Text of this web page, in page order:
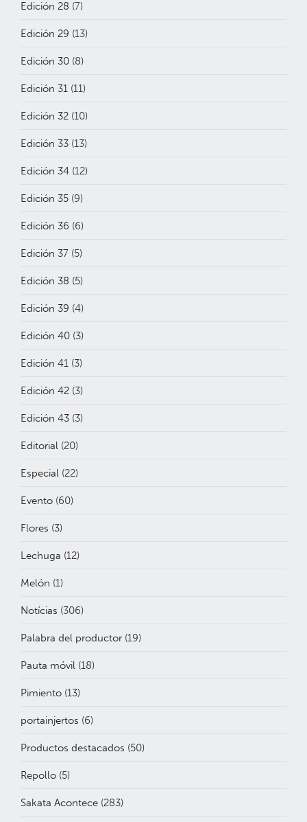
Edición 28 (7)
Edición 29 (13)
Edición 30 (8)
Edición 31 (11)
Edición 32 (10)
Edición 33 (13)
Edición 34 (12)
Edición 35 (9)
Edición 36 (6)
Edición 37 (5)
Edición 38 (5)
Edición 39 (4)
Edición 40 (3)
Edición 41 (3)
Edición 42 (3)
Edición 43 (3)
Editorial (20)
Especial (22)
Evento (60)
Flores (3)
Lechuga (12)
Melón (1)
Notícias (306)
Palabra del productor (19)
Pauta móvil (18)
Pimiento (13)
portainjertos (6)
Productos destacados (50)
Repollo (5)
Sakata Acontece (283)